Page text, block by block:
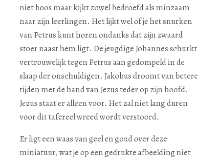
niet boos maar kijkt zowel bedroefd als minzaam
naar zijn leerlingen. Het lijkt wel of je het snurken
van Petrus kunt horen ondanks dat zijn zwaard
stoer naast hem ligt. De jeugdige Johannes schurkt
vertrouwelijk tegen Petrus aan gedompeld in de
slaap der onschuldigen. Jakobus droomt van betere
tijden met de hand van Jezus teder op zijn hoofd.
Jezus staat er alleen voor. Het zal niet lang duren
voor dit tafereel wreed wordt verstoord.
Er ligt een waas van geel en goud over deze
miniatuur, wat je op een gedrukte afbeelding niet